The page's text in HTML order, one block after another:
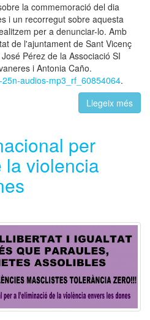
la commemoració del dia
i un recorregut sobre aquesta
per a denunciar-lo. Amb
de l'ajuntament de Sant Vicenç
Pérez de la Associació SI
i Antonia Caño.
audios-mp3_rf_60854064.
Llegeix més
per
la violencia